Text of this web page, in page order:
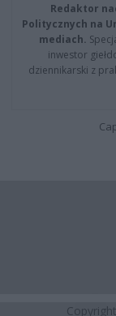
Redaktor
Politycznych na
mediach.
inwestor
dziennikarski z